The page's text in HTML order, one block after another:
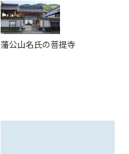
藩公山名氏の菩提寺